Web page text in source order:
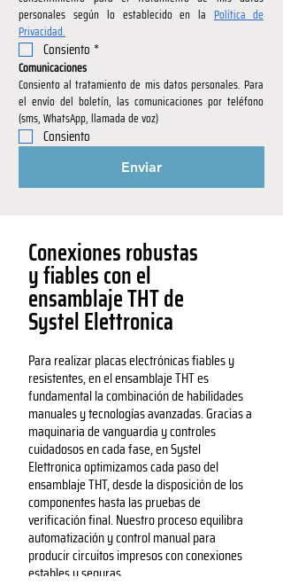
personales según lo establecido en la Política de
Privacidad.
Consiento *
Comunicaciones
Consiento al tratamiento de mis datos personales. Para
el envío del boletín, las comunicaciones por teléfono
(sms, WhatsApp, llamada de voz)
Consiento
Enviar
Conexiones robustas
y fiables con el
ensamblaje THT de
Systel Elettronica
Para realizar placas electrónicas fiables y
resistentes, en el ensamblaje THT es
fundamental la combinación de habilidades
manuales y tecnologías avanzadas. Gracias a
maquinaria de vanguardia y controles
cuidadosos en cada fase, en Systel
Elettronica optimizamos cada paso del
ensamblaje THT, desde la disposición de los
componentes hasta las pruebas de
verificación final. Nuestro proceso equilibra
automatización y control manual para
producir circuitos impresos con conexiones
estables y seguras.